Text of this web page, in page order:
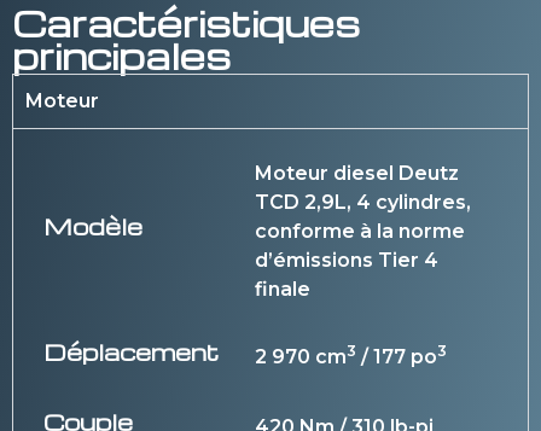
Caractéristiques
principales
Moteur
Modèle
Moteur diesel Deutz
TCD 2,9L, 4 cylindres,
conforme à la norme
d’émissions Tier 4
finale
Déplacement 2 970 cm3 / 177 po3
Couple